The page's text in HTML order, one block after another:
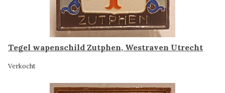
Tegel wapenschild Zutphen, Westraven Utrecht
Verkocht